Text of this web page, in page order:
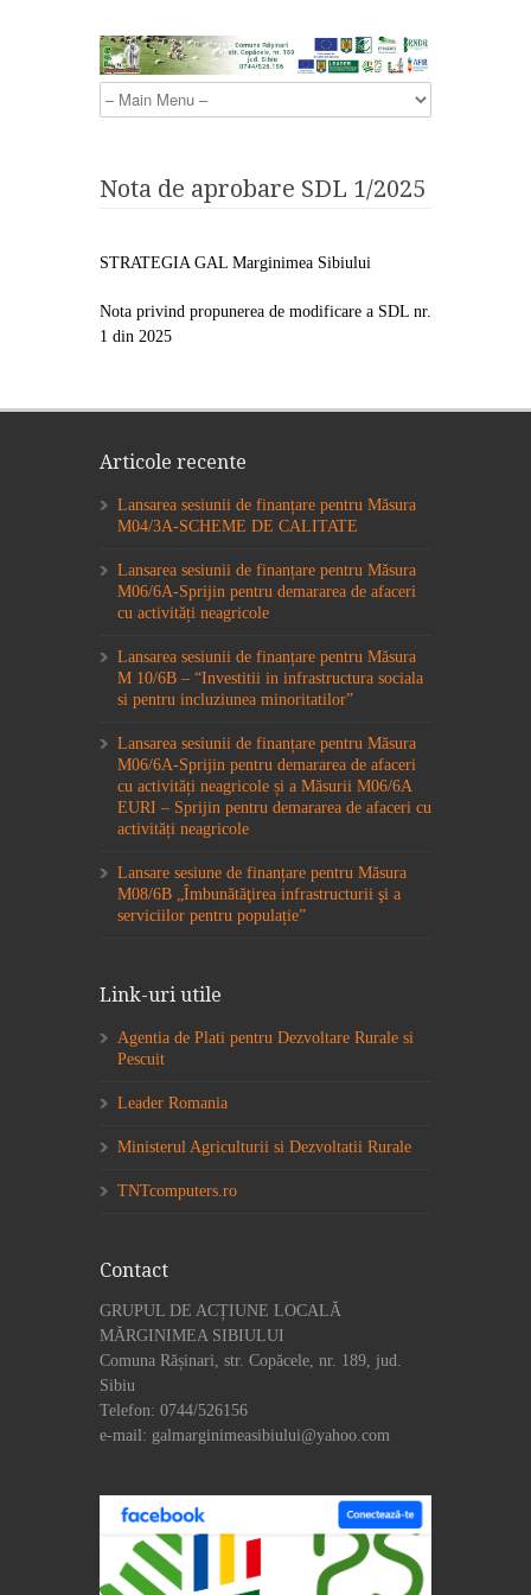
Nota de aprobare SDL 1/2025
STRATEGIA GAL Marginimea Sibiului
Nota privind propunerea de modificare a SDL nr.
1 din 2025
Articole recente
Lansarea sesiunii de finanțare pentru Măsura
M04/3A-SCHEME DE CALITATE
Lansarea sesiunii de finanțare pentru Măsura
M06/6A-Sprijin pentru demararea de afaceri
cu activități neagricole
Lansarea sesiunii de finanțare pentru Măsura
M 10/6B – “Investitii in infrastructura sociala
si pentru incluziunea minoritatilor”
Lansarea sesiunii de finanțare pentru Măsura
M06/6A-Sprijin pentru demararea de afaceri
cu activități neagricole și a Măsurii M06/6A
EURI – Sprijin pentru demararea de afaceri cu
activități neagricole
Lansare sesiune de finanțare pentru Măsura
M08/6B „Îmbunătăţirea infrastructurii şi a
serviciilor pentru populație”
Link-uri utile
Agentia de Plati pentru Dezvoltare Rurale si
Pescuit
Leader Romania
Ministerul Agriculturii si Dezvoltatii Rurale
TNTcomputers.ro
Contact
GRUPUL DE ACȚIUNE LOCALĂ
MĂRGINIMEA SIBIULUI
Comuna Rășinari, str. Copăcele, nr. 189, jud.
Sibiu
Telefon: 0744/526156
e-mail: galmarginimeasibiului@yahoo.com